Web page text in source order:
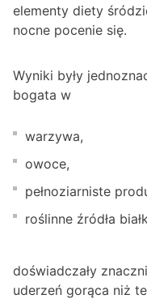
elementy diety
nocne pocenie się.
Wyniki były
bogata w
warzywa,
owoce,
pełnoziarniste
roślinne źródła
doświadczały
uderzeń gorąca niż